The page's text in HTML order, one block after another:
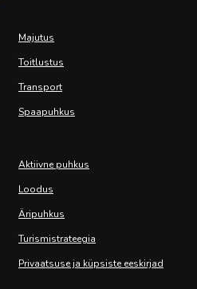
Majutus
Toitlustus
Transport
Spaapuhkus
Aktiivne puhkus
Loodus
Äripuhkus
Turismistrateegia
Privaatsuse ja küpsiste eeskirjad